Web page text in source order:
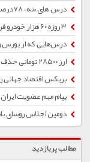
درس های «نه» 78درصدی مردم سوئیس به دریافت یارانه
درس‌هایی که از بورس
ارز ۲۸۵۰۰ تومانی حذف نمی شود/ از سیاست حذف ۴۲۰۰ درس گرفتیم
بریکس اقتصاد
پیام مهم عضویت
دومین اجلاس روسای
مطالب پربازدید